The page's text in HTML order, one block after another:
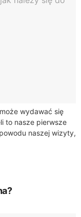
wydawać się
to nasze pierwsze
naszej wizyty,